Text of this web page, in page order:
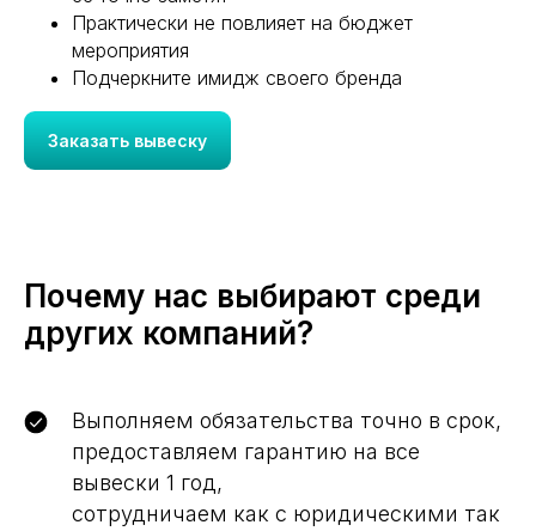
Практически не повлияет на бюджет
мероприятия
Подчеркните имидж своего бренда
Заказать вывеску
Почему нас выбирают среди
других компаний?
Выполняем обязательства точно в срок,
предоставляем гарантию на все
вывески 1 год,
сотрудничаем как с юридическими так